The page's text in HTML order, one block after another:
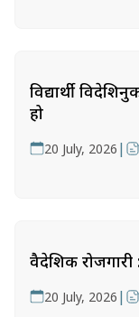
विद्यार्थी
हो
20 July, 2026 |
वैदेशिक
20 July, 2026 |